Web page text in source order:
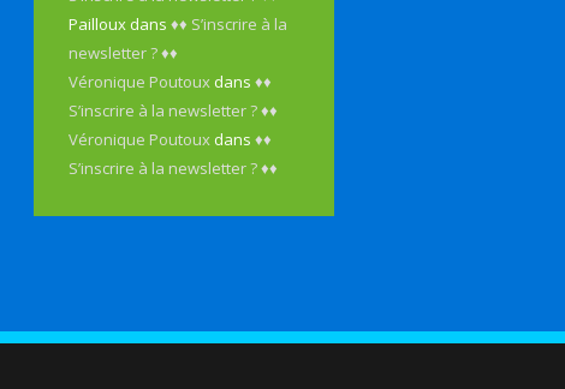
Pailloux dans♦♦ S’inscrire à la
newsletter ? ♦♦
Véronique Poutoux dans♦♦
S’inscrire à la newsletter ? ♦♦
Véronique Poutoux dans♦♦
S’inscrire à la newsletter ? ♦♦